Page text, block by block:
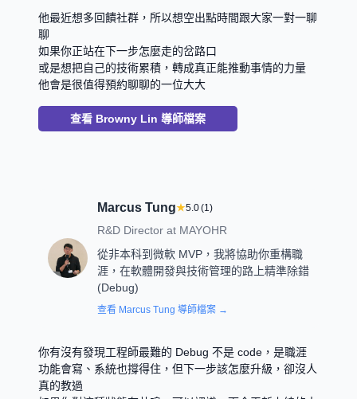
他最近想多回饋社群，所以想空出點時間跟大家一對一聊
聊
如果你正站在下一步怎麼走的岔路口
或是想把自己的技術累積，轉成真正能推動事情的力量
他會是很值得預約聊聊的一位大大
查看 Browny Lin 導師檔案
Marcus Tung★5.0(1)
R&D Director at MAYOHR
從非本科到微軟 MVP，我將協助你重構職
涯，在軟體開發與技術管理的路上精準除錯
(Debug)
查看 Marcus Tung 導師檔案 →
你有沒有發現工程師最難的 Debug 不是 code，是職涯
功能會寫、系統也撐得住，但下一步該怎麼升級，卻沒人
真的教過